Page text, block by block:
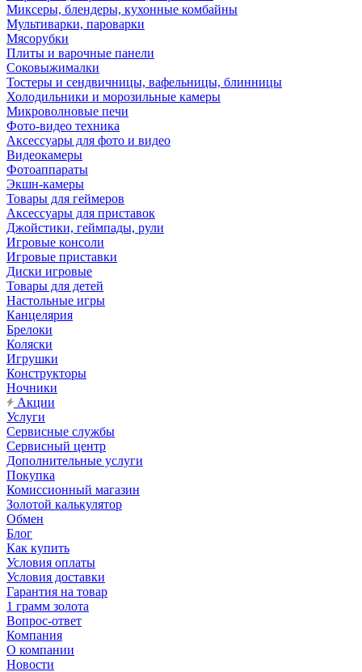
Миксеры, блендеры, кухонные комбайны
Мультиварки, пароварки
Мясорубки
Плиты и варочные панели
Соковыжималки
Тостеры и сендвичницы, вафельницы, блинницы
Холодильники и морозильные камеры
Микроволновые печи
Фото-видео техника
Аксессуары для фото и видео
Видеокамеры
Фотоаппараты
Экшн-камеры
Товары для геймеров
Аксессуары для приставок
Джойстики, геймпады, рули
Игровые консоли
Игровые приставки
Диски игровые
Товары для детей
Настольные игры
Канцелярия
Брелоки
Коляски
Игрушки
Конструкторы
Ночники
Акции
Услуги
Сервисные службы
Сервисный центр
Дополнительные услуги
Покупка
Комиссионный магазин
Золотой калькулятор
Обмен
Блог
Как купить
Условия оплаты
Условия доставки
Гарантия на товар
1 грамм золота
Вопрос-ответ
Компания
О компании
Новости